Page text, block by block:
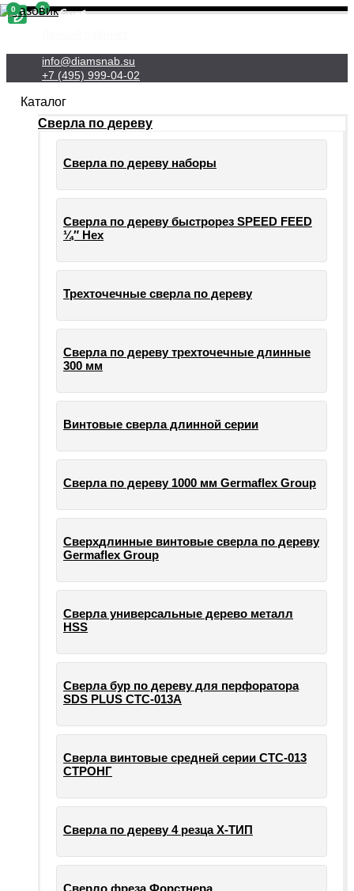
info@diamsnab.su
+7 (495) 999-04-02
0
Каталог
Сверла по дереву
Сверла по дереву наборы
Сверла по дереву быстрорез SPEED FEED
¼″ Hex
Трехточечные сверла по дереву
Сверла по дереву трехточечные длинные
300 мм
Винтовые сверла длинной серии
Сверла по дереву 1000 мм Germaflex Group
Сверхдлинные винтовые сверла по дереву
Germaflex Group
Сверла универсальные дерево металл
HSS
Cверла бур по дереву для перфоратора
SDS PLUS СТС-013А
Сверла винтовые средней серии СТС-013
СТРОНГ
Сверла по дереву 4 резца Х-ТИП
Сверло фреза Форстнера
0